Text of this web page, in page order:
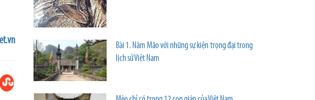
Bài 1. Năm Mão với những sự kiện trọng đại trong
lịch sử Việt Nam